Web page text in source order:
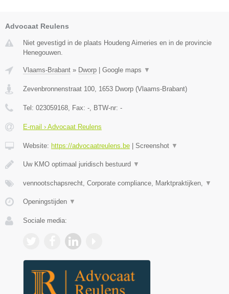
Advocaat Reulens
Niet gevestigd in de plaats Houdeng Aimeries en in de provincie
Henegouwen.
Vlaams-Brabant » Dworp Google maps ▼
Zevenbronnenstraat 100 1653 Dworp (Vlaams-Brabant)
Tel: 023059168 , Fax: - , BTW-nr: -
E-mail › Advocaat Reulens
Website: https://advocaatreulens.be Screenshot ▼
Uw KMO optimaal juridisch bestuurd ▼
vennootschapsrecht, Corporate compliance, Marktpraktijken, ▼
Openingstijden ▼
Sociale media: